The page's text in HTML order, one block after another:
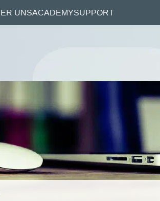
UNSACADEMYSUPPORT